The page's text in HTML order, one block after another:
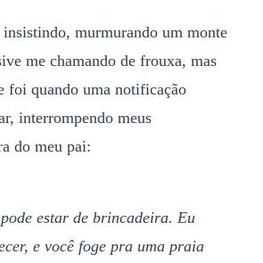
murmurando um monte
me chamando de frouxa, mas
quando uma notificação
interrompendo meus
do meu pai:
estar de brincadeira. Eu
e você foge pra uma praia